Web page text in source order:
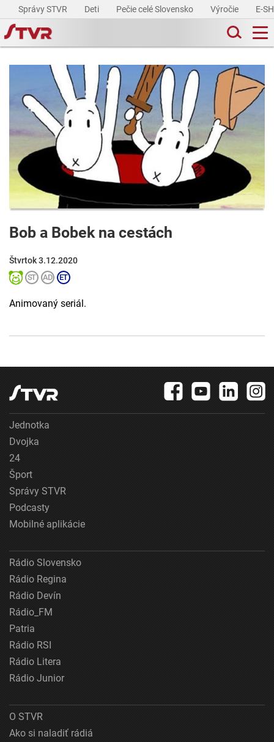
Správy STVR Deti Pečie celé Slovensko Výročie E-
Bob a Bobek na cestách
Štvrtok 3.12.2020
Animovaný seriál.
Jednotka
Dvojka
24
Šport
Správy STVR
Podcasty
Mobilné aplikácie
Rádio Slovensko
Rádio Regina
Rádio Devín
Rádio_FM
Patria
Rádio RSI
Rádio Litera
Rádio Junior
O STVR
Ako si naladiť rádiá